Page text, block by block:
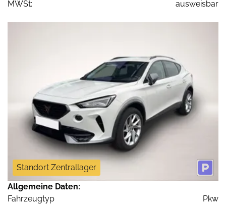
MWSt:
ausweisbar
Standort Zentrallager
Allgemeine Daten:
Fahrzeugtyp
Pkw